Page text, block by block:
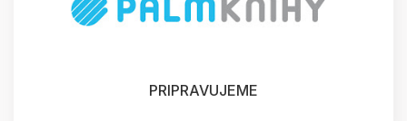
PRIPRAVUJEME